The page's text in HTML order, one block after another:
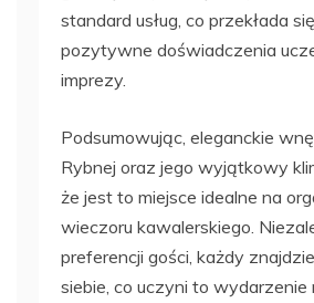
standard usług, co przekłada
pozytywne doświadczenia
imprezy.
Podsumowując, eleganckie
Rybnej oraz jego wyjątkowy
że jest to miejsce idealne na
wieczoru kawalerskiego.
preferencji gości, każdy
siebie, co uczyni to wydarzenie